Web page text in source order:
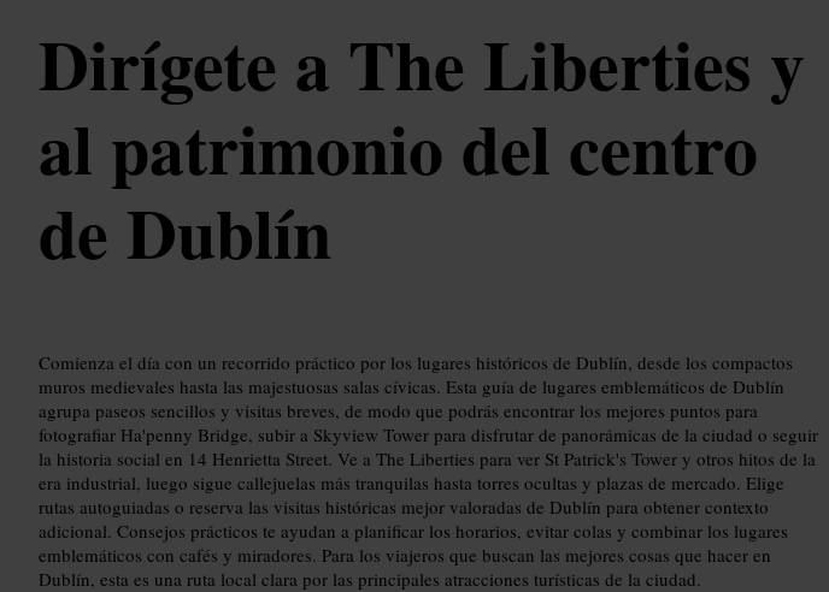
Dirígete a The Liberties y
al patrimonio del centro
de Dublín
Comienza el día con un recorrido práctico por los lugares históricos de Dublín, desde los compactos
muros medievales hasta las majestuosas salas cívicas. Esta guía de lugares emblemáticos de Dublín
agrupa paseos sencillos y visitas breves, de modo que podrás encontrar los mejores puntos para
fotografiar Ha'penny Bridge, subir a Skyview Tower para disfrutar de panorámicas de la ciudad o seguir
la historia social en 14 Henrietta Street. Ve a The Liberties para ver St Patrick's Tower y otros hitos de la
era industrial, luego sigue callejuelas más tranquilas hasta torres ocultas y plazas de mercado. Elige
rutas autoguiadas o reserva las visitas históricas mejor valoradas de Dublín para obtener contexto
adicional. Consejos prácticos te ayudan a planificar los horarios, evitar colas y combinar los lugares
emblemáticos con cafés y miradores. Para los viajeros que buscan las mejores cosas que hacer en
Dublín, esta es una ruta local clara por las principales atracciones turísticas de la ciudad.